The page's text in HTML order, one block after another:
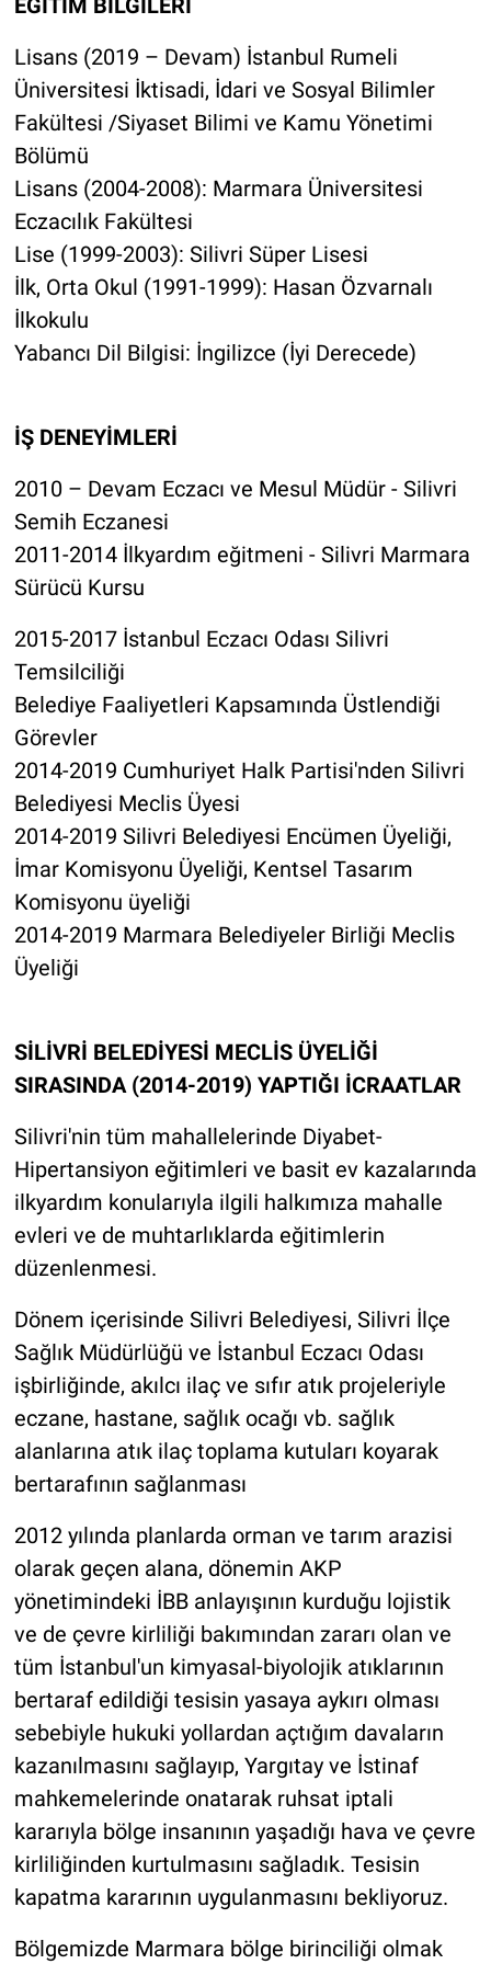
EĞİTİM BİLGİLERİ
Lisans (2019 – Devam) İstanbul Rumeli
Üniversitesi İktisadi, İdari ve Sosyal Bilimler
Fakültesi /Siyaset Bilimi ve Kamu Yönetimi
Bölümü
Lisans (2004-2008): Marmara Üniversitesi
Eczacılık Fakültesi
Lise (1999-2003): Silivri Süper Lisesi
İlk, Orta Okul (1991-1999): Hasan Özvarnalı
İlkokulu
Yabancı Dil Bilgisi: İngilizce (İyi Derecede)
İŞ DENEYİMLERİ
2010 – Devam Eczacı ve Mesul Müdür - Silivri
Semih Eczanesi
2011-2014 İlkyardım eğitmeni - Silivri Marmara
Sürücü Kursu
2015-2017 İstanbul Eczacı Odası Silivri
Temsilciliği
Belediye Faaliyetleri Kapsamında Üstlendiği
Görevler
2014-2019 Cumhuriyet Halk Partisi'nden Silivri
Belediyesi Meclis Üyesi
2014-2019 Silivri Belediyesi Encümen Üyeliği,
İmar Komisyonu Üyeliği, Kentsel Tasarım
Komisyonu üyeliği
2014-2019 Marmara Belediyeler Birliği Meclis
Üyeliği
SİLİVRİ BELEDİYESİ MECLİS ÜYELİĞİ
SIRASINDA (2014-2019) YAPTIĞI İCRAATLAR
Silivri'nin tüm mahallelerinde Diyabet-
Hipertansiyon eğitimleri ve basit ev kazalarında
ilkyardım konularıyla ilgili halkımıza mahalle
evleri ve de muhtarlıklarda eğitimlerin
düzenlenmesi.
Dönem içerisinde Silivri Belediyesi, Silivri İlçe
Sağlık Müdürlüğü ve İstanbul Eczacı Odası
işbirliğinde, akılcı ilaç ve sıfır atık projeleriyle
eczane, hastane, sağlık ocağı vb. sağlık
alanlarına atık ilaç toplama kutuları koyarak
bertarafının sağlanması
2012 yılında planlarda orman ve tarım arazisi
olarak geçen alana, dönemin AKP
yönetimindeki İBB anlayışının kurduğu lojistik
ve de çevre kirliliği bakımından zararı olan ve
tüm İstanbul'un kimyasal-biyolojik atıklarının
bertaraf edildiği tesisin yasaya aykırı olması
sebebiyle hukuki yollardan açtığım davaların
kazanılmasını sağlayıp, Yargıtay ve İstinaf
mahkemelerinde onatarak ruhsat iptali
kararıyla bölge insanının yaşadığı hava ve çevre
kirliliğinden kurtulmasını sağladık. Tesisin
kapatma kararının uygulanmasını bekliyoruz.
Bölgemizde Marmara bölge birinciliği olmak